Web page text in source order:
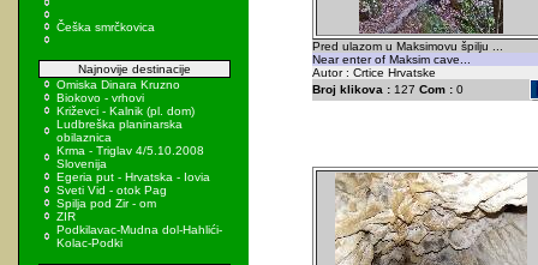
Češka smrčkovica
Najnovije destinacije
Omiska Dinara Kruzno
Biokovo - vrhovi
Križevci - Kalnik (pl. dom)
Ludbreška planinarska
obilaznica
Krma - Triglav 4/5.10.2008
Slovenija
Egeria put - Hrvatska - Iovia
Sveti Vid - otok Pag
Spilja pod Zir - om
ZIR
Podkilavac-Mudna dol-Hahlići-
Kolac-Podki
Pred ulazom u Maksimovu špilju ...
Near enter of Maksim cave...
Autor : Crtice Hrvatske
Broj klikova :127 Com :0